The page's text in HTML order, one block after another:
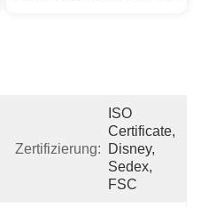
Zertifizierung:
ISO
Certificate,
Disney,
Sedex,
FSC